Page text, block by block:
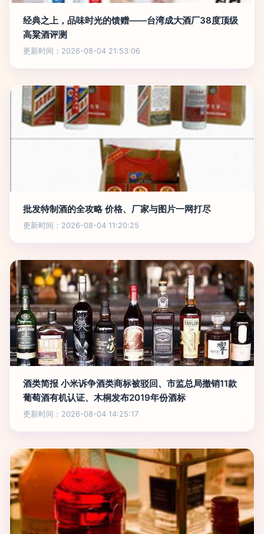
经典之上，品味时光的馈赠——台湾成大酒厂38度顶级
高粱酒评测
更新时间：2026-08-04 21:53:06
批发特制酒的全攻略 价格、厂家与图片一网打尽
更新时间：2026-08-04 11:20:25
酒类简报 小米诉争酒类商标被驳回、市监总局撤销11款
葡萄酒有机认证、木桐发布2019年份酒标
更新时间：2026-08-04 14:25:17